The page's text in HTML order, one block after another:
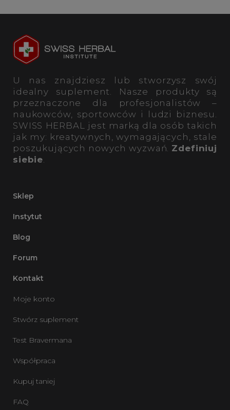
U nas znajdziesz lub stworzysz swój
idealny suplement. Nasze produkty są
przeznaczone dla profesjonalistów –
naukowców, sportowców i ludzi biznesu.
SWISS HERBAL jest marką dla osób takich
jak my: kreatywnych, wymagających, stale
poszukujących nowych wyzwań. Zdefiniuj
siebie
Sklep
Instytut
Blog
Forum
Kontakt
Moje konto
Stwórz suplement
Test Bravermana
Współpraca
Kupuj taniej
FAQ